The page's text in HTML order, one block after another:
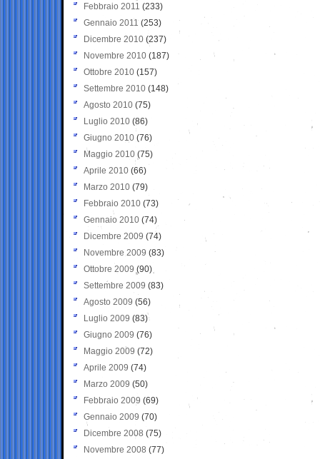
Febbraio 2011 (233)
Gennaio 2011 (253)
Dicembre 2010 (237)
Novembre 2010 (187)
Ottobre 2010 (157)
Settembre 2010 (148)
Agosto 2010 (75)
Luglio 2010 (86)
Giugno 2010 (76)
Maggio 2010 (75)
Aprile 2010 (66)
Marzo 2010 (79)
Febbraio 2010 (73)
Gennaio 2010 (74)
Dicembre 2009 (74)
Novembre 2009 (83)
Ottobre 2009 (90)
Settembre 2009 (83)
Agosto 2009 (56)
Luglio 2009 (83)
Giugno 2009 (76)
Maggio 2009 (72)
Aprile 2009 (74)
Marzo 2009 (50)
Febbraio 2009 (69)
Gennaio 2009 (70)
Dicembre 2008 (75)
Novembre 2008 (77)